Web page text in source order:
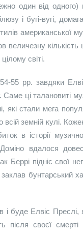
один від
і бугі-вугі,
американської
величезну
світі.
55 рр. завдяки
ці талановиті
які стали мега
земній кулі.
в історії
вдалося
Беррі підніс свої
бунтарський
буде Елвіс Преслі,
після своєї